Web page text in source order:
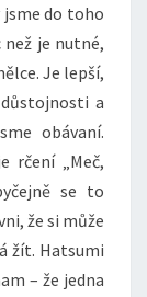
do toho
je nutné,
Je lepší,
a
obávaní.
rčení „Meč,
se to
že si může
žít. Hatsumi
– že jedna